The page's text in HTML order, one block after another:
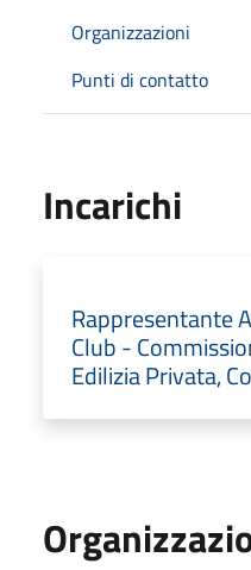
Organizzazioni
Punti di contatto
Incarichi
Rappresentante
Club -
Edilizia Privata,